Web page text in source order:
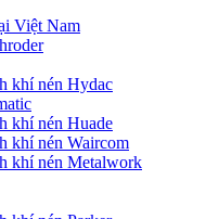
Việt Nam
khí nén Hydac
khí nén Huade
khí nén Waircom
khí nén Metalwork